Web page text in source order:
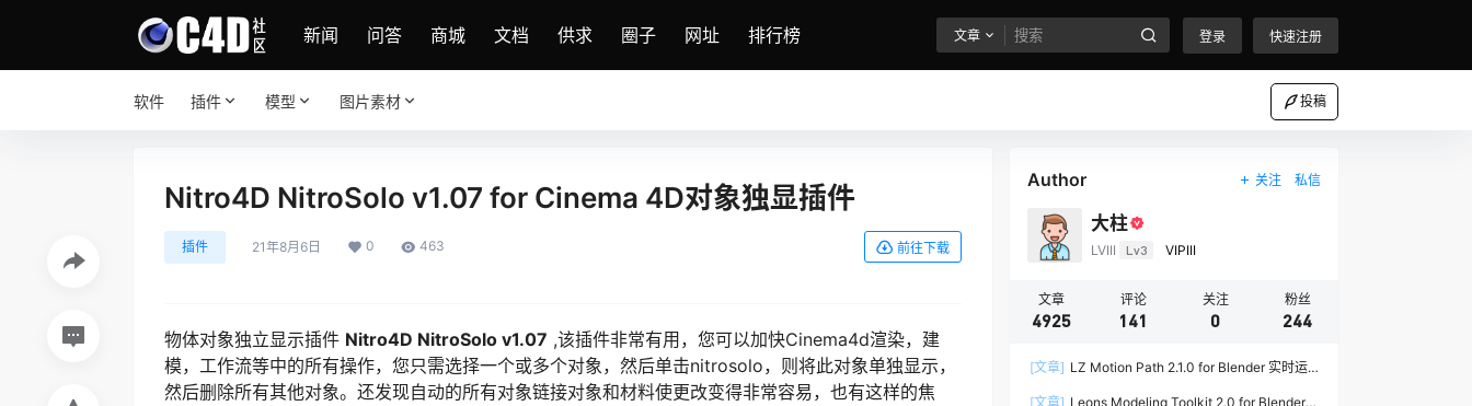
新闻 问答 商城 文档 供求 圈子 网址 排行榜 文章 登录 快速注册
软件 插件 模型 图片素材 投稿
Nitro4D NitroSolo v1.07 for Cinema 4D对象独显插件
插件 21年8月6日 0 463 前往下载
物体对象独立显示插件 Nitro4D NitroSolo v1.07 ,该插件非常有用，您可以加快Cinema4d渲染，建
模，工作流等中的所有操作，您只需选择一个或多个对象，然后单击nitrosolo，则将此对象单独显示，
然后删除所有其他对象。还发现自动的所有对象链接对象和材料使更改变得非常容易，也有这样的焦
Author 关注 私信
大柱
LVIII Lv3 VIPIII
文章
4925
评论
141
关注
0
粉丝
244
[文章] LZ Motion Path 2.1.0 for Blender 实时运
[文章] Leons Modeling Toolkit 2.0 for Blender